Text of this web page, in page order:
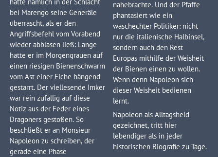
bei Marengo seine Generäle
überrascht, als er den
Angriffsbefehl vom Vorabend
wieder abblasen ließ: Lange
hatte er im Morgengrauen auf
einen riesigen Bienenschwarm
vom Ast einer Eiche hängend
gestarrt. Der viellesende Imker
war rein zufällig auf diese
Notiz aus der Feder eines
Dragoners gestoßen. So
beschließt er an Monsieur
Napoleon zu schreiben, der
gerade eine Phase
nahebrachte. Und der Pfaffe
phantasiert wie ein
waschechter Politiker: nicht
nur die italienische Halbinsel,
sondern auch den Rest
Europas mithilfe der Weisheit
der Bienen einen zu wollen.
Wenn denn Napoleon sich
dieser Weisheit bedienen
lernt.
Napoleon als Alltagsheld
gezeichnet, tritt hier
lebendiger als in jeder
historischen Biografie zu Tage.